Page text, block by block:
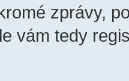
zprávy,
vám tedy